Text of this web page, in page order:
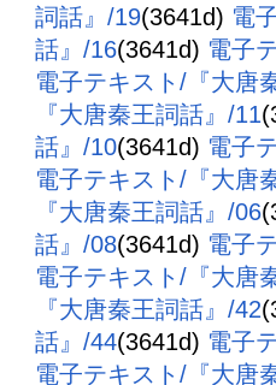
詞話』/19(3641d) 電
話』/16(3641d) 電子
電子テキスト/『大唐
『大唐秦王詞話』/11
話』/10(3641d) 電子
電子テキスト/『大唐
『大唐秦王詞話』/06
話』/08(3641d) 電子
電子テキスト/『大唐
『大唐秦王詞話』/42
話』/44(3641d) 電子
電子テキスト/『大唐